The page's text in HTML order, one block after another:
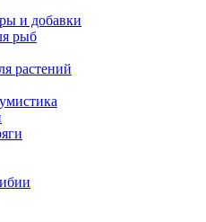
и добавки
рыб
растений